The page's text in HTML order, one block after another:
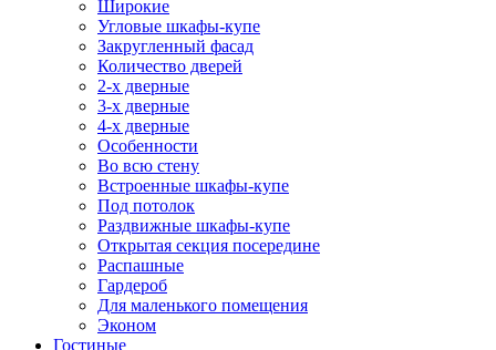
Широкие
Угловые шкафы-купе
Закругленный фасад
Количество дверей
2-х дверные
3-х дверные
4-х дверные
Особенности
Во всю стену
Встроенные шкафы-купе
Под потолок
Раздвижные шкафы-купе
Открытая секция посередине
Распашные
Гардероб
Для маленького помещения
Эконом
Гостиные